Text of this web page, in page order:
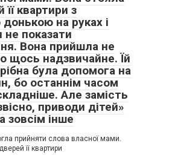
її квартири з
на руках і
не показати
Вона прийшла не
щось надзвичайне. Їй
була допомога на
бо останнім часом
Але замість
приводи дітей»
зовсім інше
прийняти слова власної мами.
її квартири